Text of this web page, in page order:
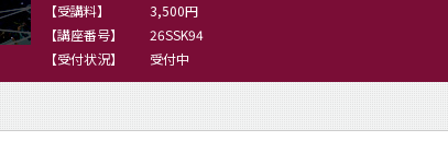
【受講料】
3,500円
【講座番号】
26SSK94
【受付状況】
受付中